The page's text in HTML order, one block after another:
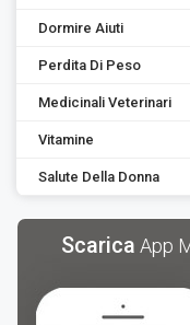
Dormire Aiuti
Perdita Di Peso
Medicinali Veterinari
Vitamine
Salute Della Donna
Scarica App